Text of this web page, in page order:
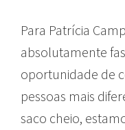
Para Patrícia
absolutamente
oportunidade de
pessoas mais
saco cheio,